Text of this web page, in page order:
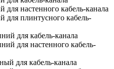
для настенного кабель-канала
для плинтусного кабель-
для кабель-канала
для настенного кабель-
для кабель-канала